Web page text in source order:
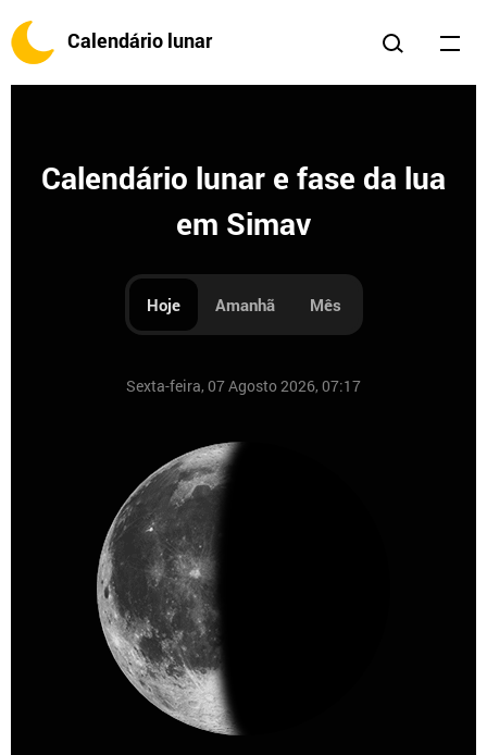
Calendário lunar
Calendário lunar e fase da lua
em Simav
Hoje Amanhã Mês
Sexta-feira, 07 Agosto 2026, 07:17